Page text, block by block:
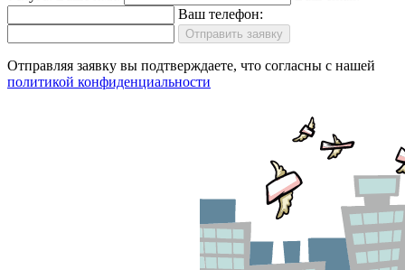
Ваш телефон:
Отправить заявку
Отправляя заявку вы подтверждаете, что согласны с нашей
политикой конфиденциальности